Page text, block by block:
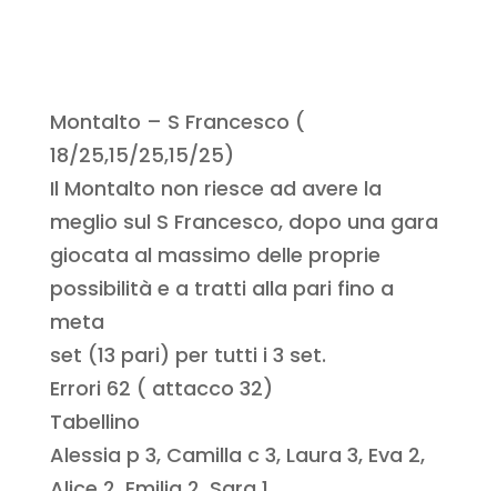
Montalto – S Francesco (
18/25,15/25,15/25)
Il Montalto non riesce ad avere la
meglio sul S Francesco, dopo una gara
giocata al massimo delle proprie
possibilità e a tratti alla pari fino a
meta
set (13 pari) per tutti i 3 set.
Errori 62 ( attacco 32)
Tabellino
Alessia p 3, Camilla c 3, Laura 3, Eva 2,